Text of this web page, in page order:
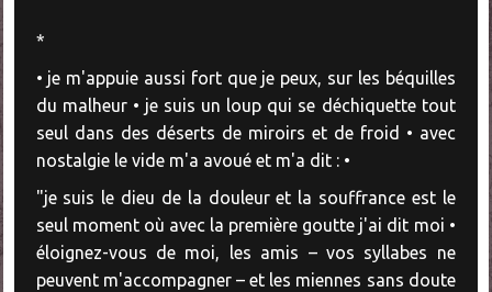
*
• je m'appuie aussi fort que je peux, sur les béquilles
du malheur • je suis un loup qui se déchiquette tout
seul dans des déserts de miroirs et de froid • avec
nostalgie le vide m'a avoué et m'a dit : •
"je suis le dieu de la douleur et la souffrance est le
seul moment où avec la première goutte j'ai dit moi •
éloignez-vous de moi, les amis – vos syllabes ne
peuvent m'accompagner – et les miennes sans doute